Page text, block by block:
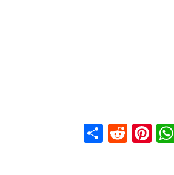
Facebook
WhatsApp
Pinterest
Reddit